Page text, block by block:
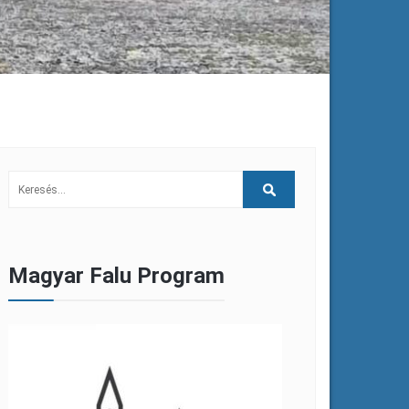
Magyar Falu Program